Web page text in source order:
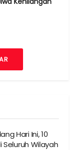
Hari Ini, 10
Seluruh Wilayah